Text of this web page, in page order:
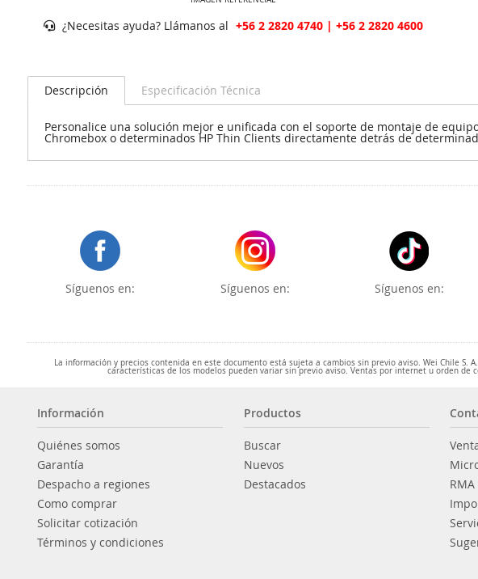
¿Necesitas ayuda? Llámanos al +56 2 2820 4740 | +56 2 2820 4600
Descripción Especificación Técnica
Personalice una solución mejor e unificada con el soporte de montaje de
Chromebox o determinados HP Thin Clients directamente detrás de
Síguenos en: Síguenos en: Síguenos en:
La información y precios contenida en este documento está sujeta a cambios sin previo aviso. Wei Chile
características de los modelos pueden variar sin previo aviso. Ventas por internet u orden
Información
Quiénes somos
Garantía
Despacho a regiones
Como comprar
Solicitar cotización
Términos y condiciones
Productos
Buscar
Nuevos
Destacados